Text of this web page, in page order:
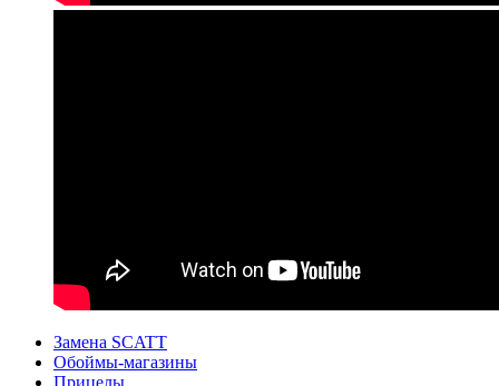
Замена SCATT
Обоймы-магазины
Прицелы